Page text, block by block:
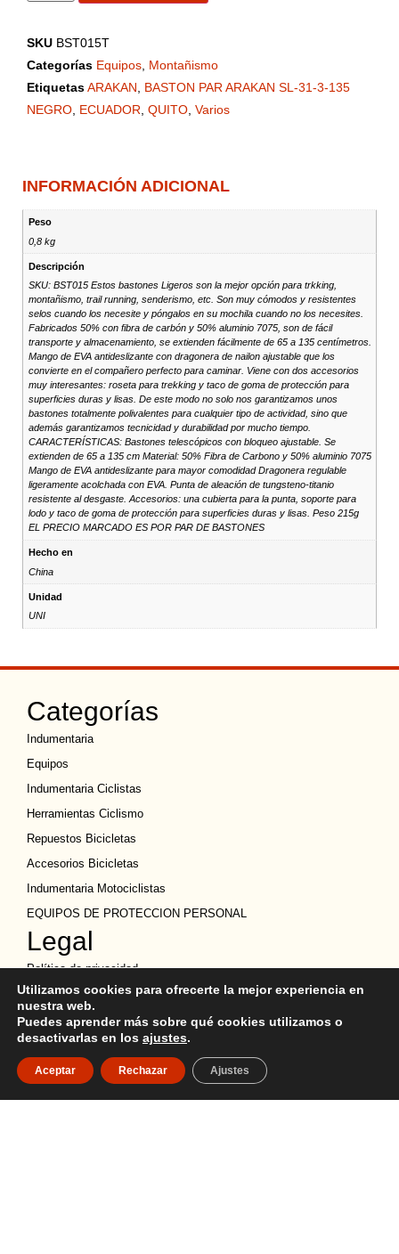
SKU BST015T
Categorías Equipos Montañismo
EtiquetasARAKAN
BASTON PAR ARAKAN SL-31-3-135
NEGRO ECUADOR QUITO Varios
INFORMACIÓN ADICIONAL
Peso
0,8 kg
Descripción
SKU: BST015 Estos bastones Ligeros son la mejor opción para trkking,
montañismo, trail running, senderismo, etc. Son muy cómodos y resistentes
selos cuando los necesite y póngalos en su mochila cuando no los necesites.
Fabricados 50% con fibra de carbón y 50% aluminio 7075, son de fácil
transporte y almacenamiento, se extienden fácilmente de 65 a 135 centímetros.
Mango de EVA antideslizante con dragonera de nailon ajustable que los
convierte en el compañero perfecto para caminar. Viene con dos accesorios
muy interesantes: roseta para trekking y taco de goma de protección para
superficies duras y lisas. De este modo no solo nos garantizamos unos
bastones totalmente polivalentes para cualquier tipo de actividad, sino que
además garantizamos tecnicidad y durabilidad por mucho tiempo.
CARACTERÍSTICAS: Bastones telescópicos con bloqueo ajustable. Se
extienden de 65 a 135 cm Material: 50% Fibra de Carbono y 50% aluminio 7075
Mango de EVA antideslizante para mayor comodidad Dragonera regulable
ligeramente acolchada con EVA. Punta de aleación de tungsteno-titanio
resistente al desgaste. Accesorios: una cubierta para la punta, soporte para
lodo y taco de goma de protección para superficies duras y lisas. Peso 215g
EL PRECIO MARCADO ES POR PAR DE BASTONES
Hecho en
China
Unidad
UNI
Categorías
Indumentaria
Equipos
Indumentaria Ciclistas
Herramientas Ciclismo
Repuestos Bicicletas
Accesorios Bicicletas
Indumentaria Motociclistas
EQUIPOS DE PROTECCION PERSONAL
Legal
Política de privacidad
Términos y condiciones
Política de Cookies
Política de devoluciones
Descargo de Responsabilidad
Utilizamos cookies para ofrecerte la mejor experiencia en
nuestra web.
Puedes aprender más sobre qué cookies utilizamos o
desactivarlas en los ajustes.
Aceptar Rechazar Ajustes